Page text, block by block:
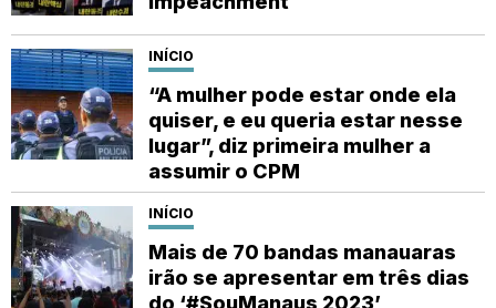
INÍCIO
“A mulher pode estar onde ela
quiser, e eu queria estar nesse
lugar”, diz primeira mulher a
assumir o CPM
INÍCIO
Mais de 70 bandas manauaras
irão se apresentar em três dias
do ‘#SouManaus 2023’